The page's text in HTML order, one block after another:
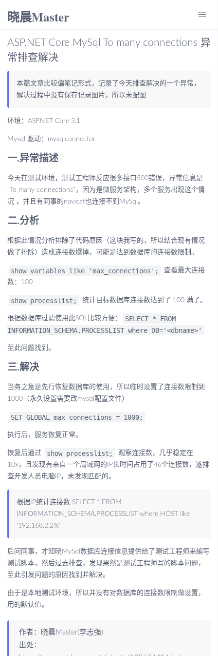
menu
晓晨Master
ASP.NET Core MySql To many connections 异
常排查解决
本篇文章比较偏笔记形式，记录了今天排查解决的一个异常，
解决过程中没有保存记录图片，所以未配图
环境：ASP.NET Core 3.1
Mysql 驱动：mysqlconnector
一.异常描述
今天在测试环境，测试工程师反应很多接口500错误，异常信息是
“To many connections”，因为是微服务架构，多个服务出现这个情
况 ，并且有同事的navicat也连接不到MySql。
二.分析
根据此情况分析排除了代码原因（这块我写的，所以结合现有情况
做了排除）造成连接数爆掉，可能是达到数据库的连接数限制。
show variables like 'max_connections';
查看最大连接
数：100
show processlist; 统计目标数据库连接数达到了 100 满了。
根据数据库过滤使用此SQL比较方便：
SELECT * FROM
INFORMATION_SCHEMA.PROCESSLIST where DB='<dbname>'
至此问题找到。
三.解决
当务之急是先行恢复数据库的使用，所以临时设置了连接数限制到
1000（永久设置需要改mysql配置文件）
SET GLOBAL max_connections = 1000;
执行后，服务恢复正常。
恢复后通过 show processlist;
观察连接数，几乎稳定在
10x，且发现有来自一个局域网的IP长时间占用了46个连接数，遂排
查开发人员电脑IP，未发现匹配的。
根据IP统计连接数 SELECT * FROM
INFORMATION_SCHEMA.PROCESSLIST where HOST like
'192.168.2.2%'
后问同事，才知晓MySql数据库连接信息提供给了测试工程师来编写
测试脚本，然后过去排查，发现果然是测试工程师写的脚本问题，
至此引发问题的原因找到并解决。
由于是本地测试环境，所以并没有对数据库的连接数限制做设置，
用的默认值。
作者：晓晨Master(李志强)
出处：